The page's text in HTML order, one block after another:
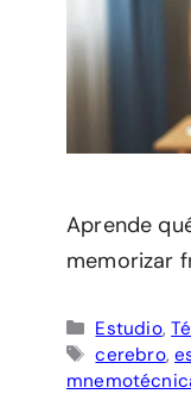
Aprende
memorizar
Categorías
Estudio,
Etiquetas
cerebro,